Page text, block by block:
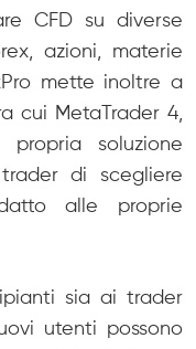
CFD su diverse
azioni, materie
mette inoltre a
cui MetaTrader 4,
soluzione
di scegliere
alle proprie
sia ai trader
utenti possono